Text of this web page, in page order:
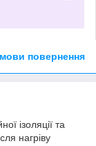
повернення
ізоляції та
нагріву